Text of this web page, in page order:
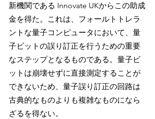
新機関である Innovate UKからこの助成
金を得た。これは、フォールトトレラ
ントな量子コンピュータにおいて、量
子ビットの誤り訂正を行うための重要
なステップとなるものである。量子ビ
ットは崩壊せずに直接測定することが
できないため、量子誤り訂正の回路は
古典的なものよりも複雑なものになら
ざるを得ない。